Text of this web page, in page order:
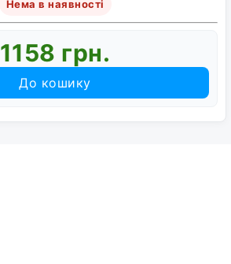
Нема в наявності
1158 грн.
До кошику